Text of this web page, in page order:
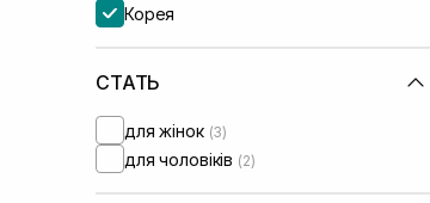
Корея
СТАТЬ
для жінок (3)
для чоловіків (2)